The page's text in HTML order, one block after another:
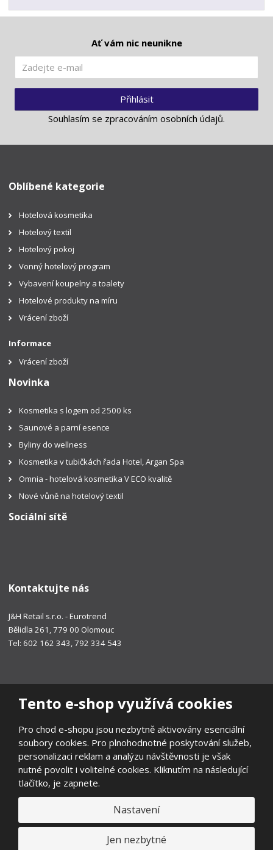
Tento e-shop využívá cookies
Pro chod e-shopu jsou nezbytně aktivovány esenciální
soubory cookies. Pro plnohodnotné poskytování služeb,
personalizaci reklam a analýzu návštěvnosti je však
nutné povolit i volitelné cookies. Kliknutím na následující
tlačítko, je zapnete.
Nastavení
Jen nezbytné
Ať vám nic neunikne
Přihlásit
Souhlasím se zpracováním osobních údajů.
Oblíbené kategorie
Hotelová kosmetika
Hotelový textil
Hotelový pokoj
Vonný hotelový program
Vybavení koupelny a toalety
Hotelové produkty na míru
Vrácení zboží
Informace
Vrácení zboží
Novinka
Kosmetika s logem od 2500 ks
Saunové a parní esence
Byliny do wellness
Kosmetika v tubičkách řada Hotel, Argan Spa
Omnia - hotelová kosmetika V ECO kvalitě
Nové vůně na hotelový textil
Sociální sítě
Kontaktujte nás
J&H Retail s.r.o. - Eurotrend
Bělidla 261, 779 00 Olomouc
Tel: 602 162 343, 792 334 543
Prohlášení o přístupnosti|Ochrana osobních údajů|Mapa stránek
Všeobecné obchodní podmínky|Ochrana oznamovatelů